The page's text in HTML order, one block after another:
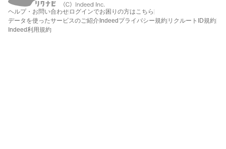
ヘルプ・お問い合わせ ログインでお困りの方はこちら
データを使ったサービスのご紹介 Indeedプライバシー規約 リクルートID規約
Indeed利用規約